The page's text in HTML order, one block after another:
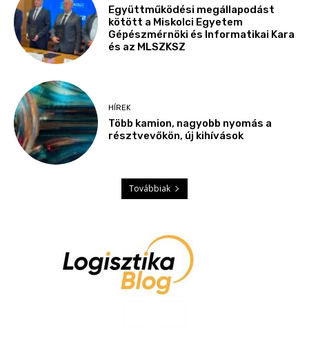
Együttműködési megállapodást
kötött a Miskolci Egyetem
Gépészmérnöki és Informatikai Kara
és az MLSZKSZ
HÍREK
Több kamion, nagyobb nyomás a
résztvevőkön, új kihívások
Továbbiak